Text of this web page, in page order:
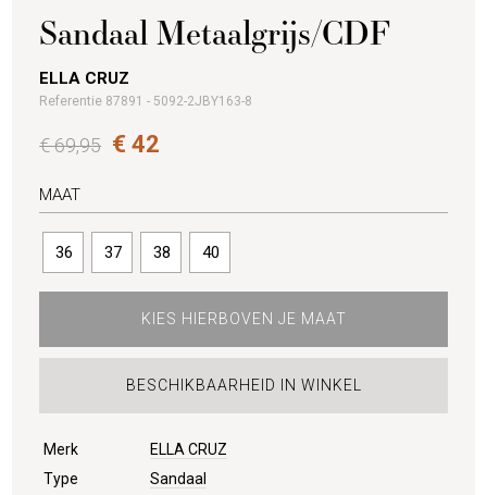
Sandaal Metaalgrijs/CDF
ELLA CRUZ
Referentie 87891 - 5092-2JBY163-8
€ 69,95 € 42
MAAT
36 37 38 40
KIES HIERBOVEN JE MAAT
BESCHIKBAARHEID IN WINKEL
Merk
ELLA CRUZ
Type
Sandaal